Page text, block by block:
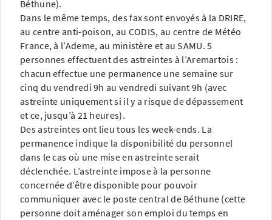
Béthune).
Dans le même temps, des fax sont envoyés à la DRIRE,
au centre anti-poison, au CODIS, au centre de Météo
France, à l’Ademe, au ministère et au SAMU. 5
personnes effectuent des astreintes à l’Aremartois :
chacun effectue une permanence une semaine sur
cinq du vendredi 9h au vendredi suivant 9h (avec
astreinte uniquement si il y a risque de dépassement
et ce, jusqu’à 21 heures).
Des astreintes ont lieu tous les week-ends. La
permanence indique la disponibilité du personnel
dans le cas où une mise en astreinte serait
déclenchée. L’astreinte impose à la personne
concernée d’être disponible pour pouvoir
communiquer avec le poste central de Béthune (cette
personne doit aménager son emploi du temps en